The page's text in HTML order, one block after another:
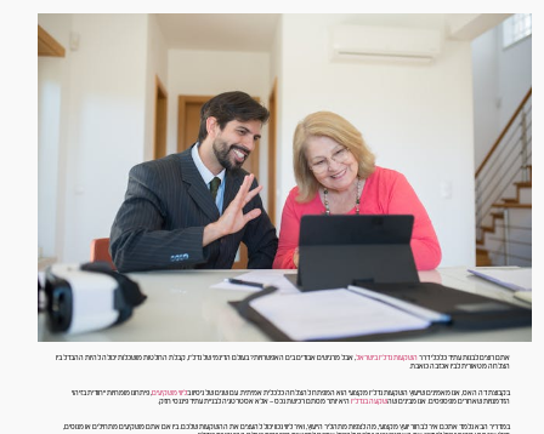
אתם רוצים לבנות עתיד כלכלי דרך השקעות נדל"ן בישראל, אבל מרגישים אבודים בים האפשרויות? בעולם הדינמי של נדל"ן, קבלת החלטות מושכלות יכולה להיות ההבדל בין
הצלחה מטאורית לבין אכזבה כואבת.
בקבוצת דה האס, אנו מאמינים שייעוץ השקעות נדל"ן מקצועי הוא המפתח להצלחה כלכלית אמיתית. עם שנים של ניסיון בליווי משקיעים
, פיתחנו מומחיות ייחודית בזיהוי
הזדמנויות שאחרים מפספסים. אנו מבינים שה שקעה בנדל"ן היא יותר מסתם רכישת נכס – אלא אסטרטגיה לבניית עתיד פיננסי חזק.
במדריך הבא נלמד אתכם איך לבחור יועץ מקצועי, מה לצפות מתהליך הייעוץ, ואיך ליווי נכון יכול להעצים את ההשקעות שלכם. בין אם אתם משקיעים מתחילים או מנוסים,